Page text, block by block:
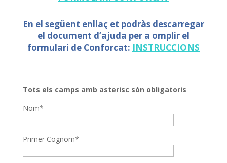
En el següent enllaç et podràs descarregar
el document d’ajuda per a omplir el
formulari de Conforcat: INSTRUCCIONS
Tots els camps amb asterisc són obligatoris
Nom*
Primer Cognom*